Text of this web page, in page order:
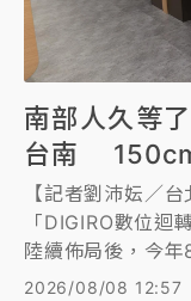
南部人久等
台南
【記者劉沛妘／
「DIGIRO數位迴
陸續佈局後，今
南新天地」開設台
2026/08/08 12:57